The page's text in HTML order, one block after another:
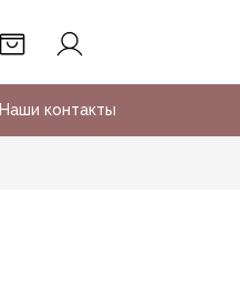
Наши контакты